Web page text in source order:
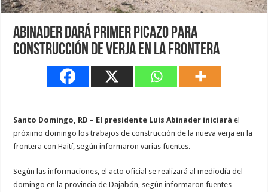
Abinader dará primer picazo para
construcción de verja en la frontera
Santo Domingo, RD – El presidente Luis Abinader iniciará el
próximo domingo los trabajos de construcción de la nueva verja en la
frontera con Haití, según informaron varias fuentes.
Según las informaciones, el acto oficial se realizará al mediodía del
domingo en la provincia de Dajabón, según informaron fuentes